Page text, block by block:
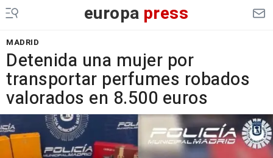
europa press
MADRID
Detenida una mujer por
transportar perfumes robados
valorados en 8.500 euros